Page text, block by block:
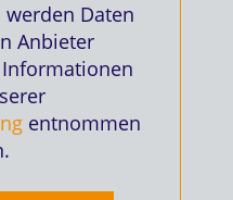
Daten
Anbieter
entnommen